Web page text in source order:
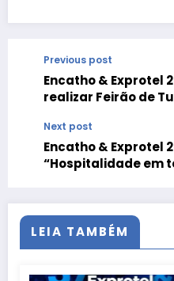
Previous post
Encatho & Exprotel
realizar Feirão de
Next post
Encatho & Exprotel
“Hospitalidade em
LEIA TAMBÉM